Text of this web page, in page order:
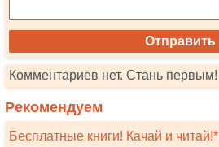
Комментариев нет. Стань первым!
Рекомендуем
Бесплатные книги! Качай и читай!*